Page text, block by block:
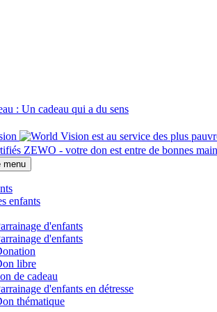
: Un cadeau qui a du sens
menu
enfants
d'enfants
d'enfants
libre
de cadeau
d'enfants en détresse
thématique